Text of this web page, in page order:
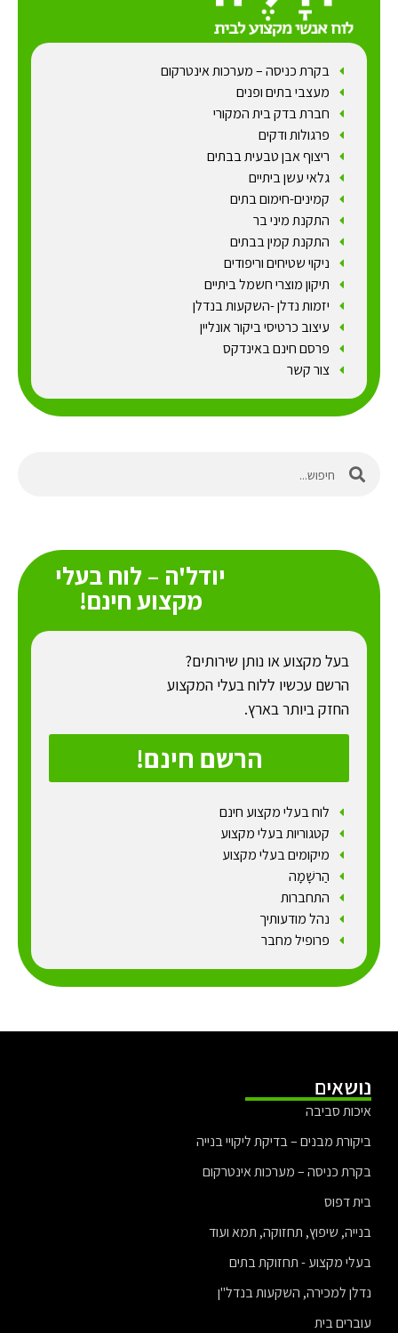
בקרת כניסה – מערכות אינטרקום
מעצבי בתים ופנים
חברת בדק בית המקורי
פרגולות ודקים
ריצוף אבן טבעית בבתים
גלאי עשן ביתיים
קמינים-חימום בתים
התקנת מיני בר
התקנת קמין בבתים
ניקוי שטיחים וריפודים
תיקון מוצרי חשמל ביתיים
יזמות נדלן -השקעות בנדלן
עיצוב כרטיסי ביקור אונליין
פרסם חינם באינדקס
צור קשר
יודל'ה – לוח בעלי
מקצוע חינם!
בעל מקצוע או נותן שירותים?
הרשם עכשיו ללוח בעלי המקצוע
החזק ביותר בארץ.
הרשם חינם!
לוח בעלי מקצוע חינם
קטגוריות בעלי מקצוע
מיקומים בעלי מקצוע
הַרשָׁמָה
התחברות
נהל מודעותיך
פרופיל מחבר
נושאים
איכות סביבה
ביקורת מבנים – בדיקת ליקויי בנייה
בקרת כניסה – מערכות אינטרקום
בית דפוס
בנייה, שיפוץ, תחזוקה, תמא ועוד
בעלי מקצוע - תחזוקת בתים
נדלן למכירה, השקעות בנדל"ן
עוברים בית